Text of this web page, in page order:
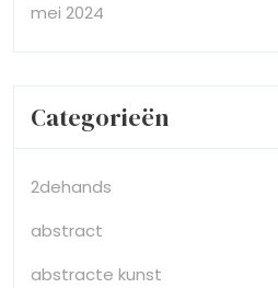
mei 2024
Categorieën
2dehands
abstract
abstracte kunst